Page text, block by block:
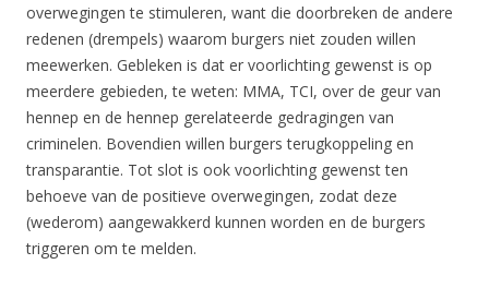
overwegingen te stimuleren, want die doorbreken de andere
redenen (drempels) waarom burgers niet zouden willen
meewerken. Gebleken is dat er voorlichting gewenst is op
meerdere gebieden, te weten: MMA, TCI, over de geur van
hennep en de hennep gerelateerde gedragingen van
criminelen. Bovendien willen burgers terugkoppeling en
transparantie. Tot slot is ook voorlichting gewenst ten
behoeve van de positieve overwegingen, zodat deze
(wederom) aangewakkerd kunnen worden en de burgers
triggeren om te melden.